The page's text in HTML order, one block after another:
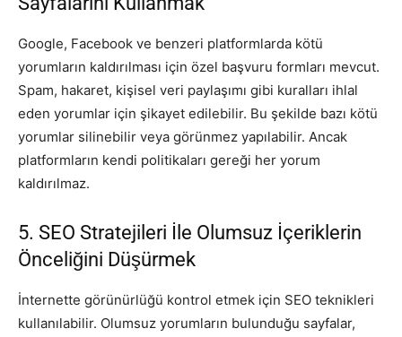
Google, Facebook ve benzeri platformlarda kötü
yorumların kaldırılması için özel başvuru formları mevcut.
Spam, hakaret, kişisel veri paylaşımı gibi kuralları ihlal
eden yorumlar için şikayet edilebilir. Bu şekilde bazı kötü
yorumlar silinebilir veya görünmez yapılabilir. Ancak
platformların kendi politikaları gereği her yorum
kaldırılmaz.
5. SEO Stratejileri İle Olumsuz İçeriklerin
Önceliğini Düşürmek
İnternette görünürlüğü kontrol etmek için SEO teknikleri
kullanılabilir. Olumsuz yorumların bulunduğu sayfalar,